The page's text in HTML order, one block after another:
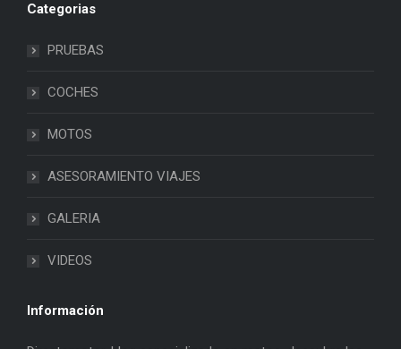
Categorias
PRUEBAS
COCHES
MOTOS
ASESORAMIENTO VIAJES
GALERIA
VIDEOS
Información